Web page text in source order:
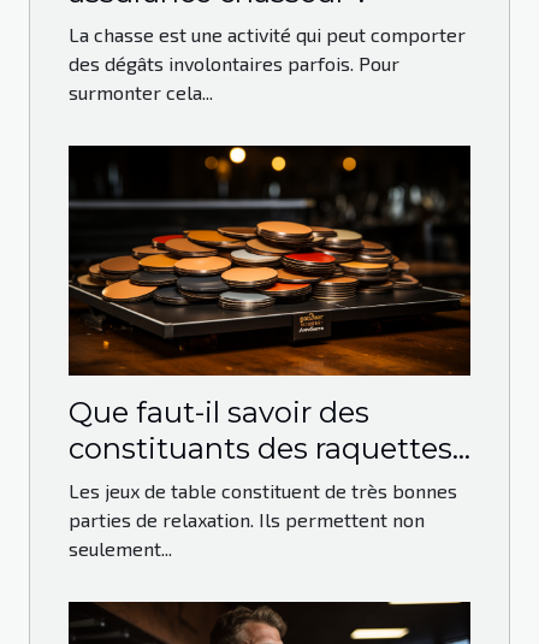
La chasse est une activité qui peut comporter
des dégâts involontaires parfois. Pour
surmonter cela...
Que faut-il savoir des
constituants des raquettes
de ping-pong ?
Les jeux de table constituent de très bonnes
parties de relaxation. Ils permettent non
seulement...